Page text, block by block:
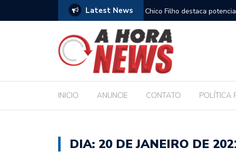
Latest News
horizontes para estudantes da rede
Chico Filho destaca
Internacional de Maceió
INICIO ANUNCIE CONTATO POLÍTICA
DIA: 20 DE JANEIRO DE